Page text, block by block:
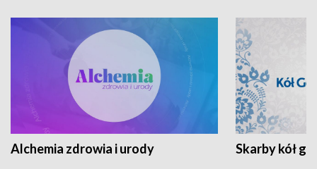
Alchemia zdrowia i urody Skarby kół